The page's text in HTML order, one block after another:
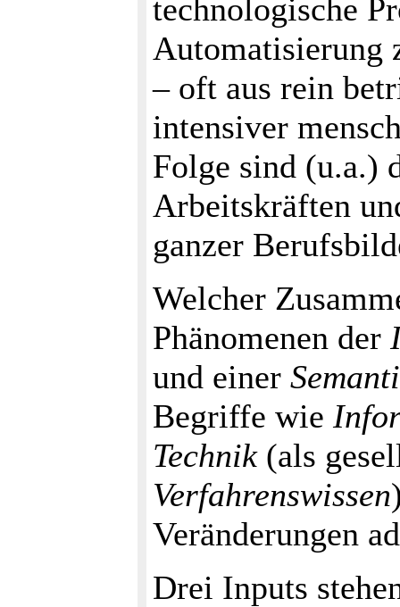
technologische
Automatisierung
– oft aus rein
intensiver
Folge sind (u.a.)
Arbeitskräften
ganzer
Welcher
Phänomenen der
und einer
Begriffe wie
Technik(als
Verfahrenswissen
Veränderungen
Drei Inputs